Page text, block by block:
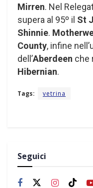
Mirren. Nel
supera al 95º il St
Shinnie.
County, infine
dell’Aberdeen che
Hibernian.
Tags: vetrina
Seguici